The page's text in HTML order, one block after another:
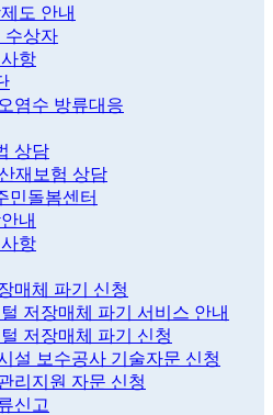
도 안내
수상자
항
염수 방류대응
상담
재보험 상담
민돌봄센터
내
항
매체 파기 신청
저장매체 파기 서비스 안내
저장매체 파기 신청
설 보수공사 기술자문 신청
리지원 자문 신청
신고